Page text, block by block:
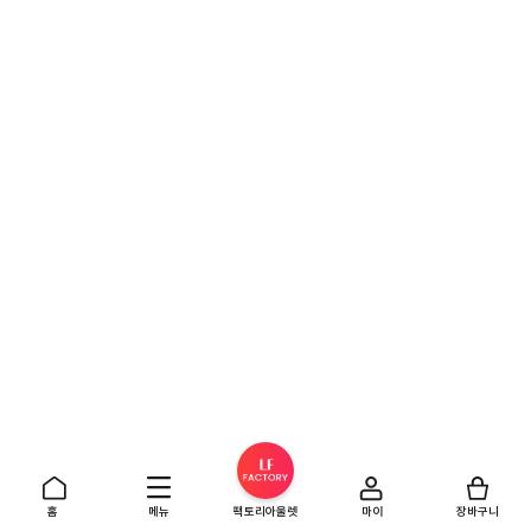
홈 메뉴 팩토리아울렛 마이 장바구니